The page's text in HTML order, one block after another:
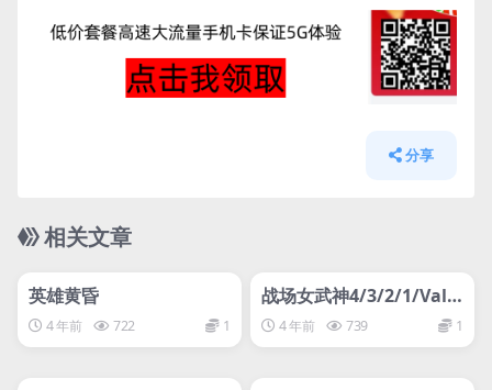
分享
相关文章
英雄黄昏
4 年前 722 1
svip专属
战场女武神4/3/2/1/Valk
yria Chronicles 4
4 年前 739 1